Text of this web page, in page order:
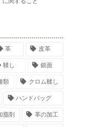
革 皮革
鞣し 銀面
類 クロム鞣し
ハンドバッグ
脂剤 革の加工